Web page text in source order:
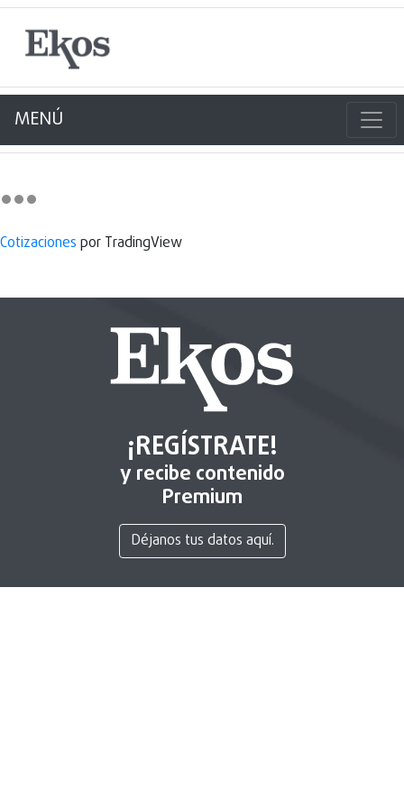
MENÚ
Cotizaciones por TradingView
¡REGÍSTRATE!
y recibe contenido
Premium
Déjanos tus datos aquí.